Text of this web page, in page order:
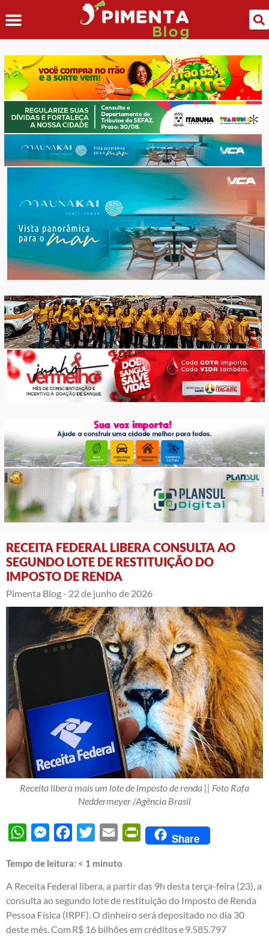
RECEITA FEDERAL LIBERA CONSULTA AO
SEGUNDO LOTE DE RESTITUIÇÃO DO
IMPOSTO DE RENDA
Pimenta Blog - 22 de junho de 2026
Receita libera mais um lote de imposto de renda || Foto Rafa
Neddermeyer /Agência Brasil
WhatsAppMessengerFacebook
Twitter Email PrintFriendly
Share
Tempo de leitura: < 1 minuto
A Receita Federal libera, a partir das 9h desta terça-feira (23), a
consulta ao segundo lote de restituição do Imposto de Renda
Pessoa Física (IRPF). O dinheiro será depositado no dia 30
deste mês. Com R$ 16 bilhões em créditos e 9.585.797